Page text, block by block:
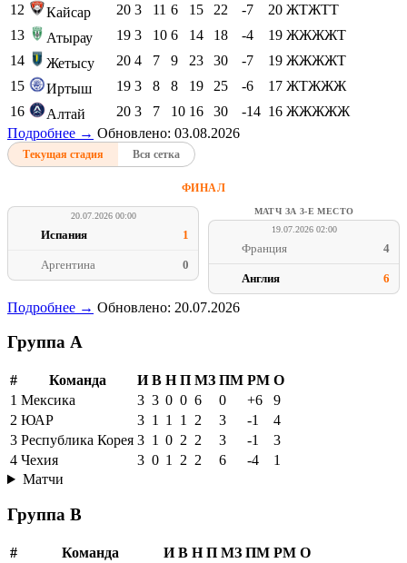
12
Кайсар 20 3 11 6 15 22 -7 20 ЖТЖТТ
13
Атырау 19 3 10 6 14 18 -4 19 ЖЖЖЖТ
14
Жетысу 20 4 7 9 23 30 -7 19 ЖЖЖЖТ
15
Иртыш 19 3 8 8 19 25 -6 17 ЖТЖЖЖ
16
Алтай 20 3 7 10 16 30 -14 16 ЖЖЖЖЖ
Подробнее → Обновлено: 03.08.2026
Текущая стадия Вся сетка
ФИНАЛ
20.07.2026 00:00
Испания 1
Аргентина 0
МАТЧ ЗА 3-Е МЕСТО
19.07.2026 02:00
Франция 4
Англия 6
Подробнее → Обновлено: 20.07.2026
Группа A
# Команда И В Н П МЗ ПМ РМ О
1 Мексика 3 3 0 0 6 0 +6
9
2 ЮАР 3 1 1 1 2 3 -1
4
3 Республика Корея 3 1 0 2 2 3 -1
3
4 Чехия 3 0 1 2 2 6 -4
1
Матчи
Группа B
# Команда И В Н П МЗ ПМ РМ О